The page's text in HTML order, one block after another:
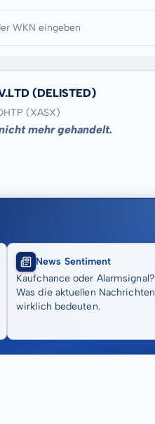
(DELISTED)
(XASX)
mehr gehandelt.
News Sentiment
Kaufchance oder Alarmsignal?
Was die aktuellen Nachrichten
wirklich bedeuten.